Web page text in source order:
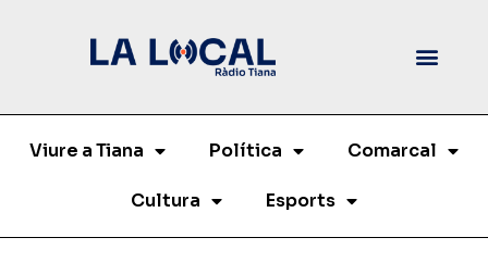
Viure a Tiana Política Comarcal
Cultura Esports